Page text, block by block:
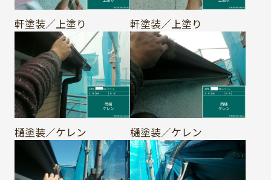
軒塗装／上塗り 軒塗装／上塗り
樋塗装／ケレン 樋塗装／ケレン